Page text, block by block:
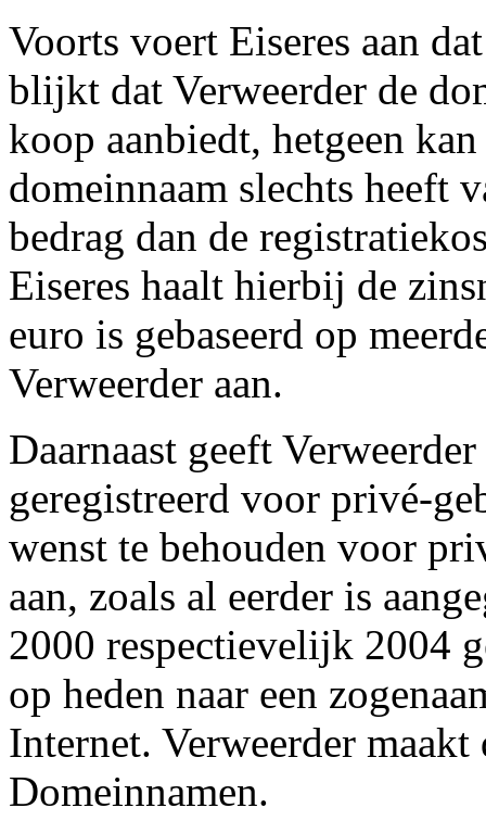
Voorts voert Eiseres aan
blijkt dat Verweerder de
koop aanbiedt, hetgeen
domeinnaam slechts heeft
bedrag dan de
Eiseres haalt hierbij de
euro is gebaseerd op
Verweerder aan.
Daarnaast geeft
geregistreerd voor privé-
wenst te behouden voor
aan, zoals al eerder is
2000 respectievelijk 2004
op heden naar een
Internet. Verweerder
Domeinnamen.